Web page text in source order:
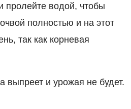
пролейте водой, чтобы
полностью и на этот
так как корневая
выпреет и урожая не будет.